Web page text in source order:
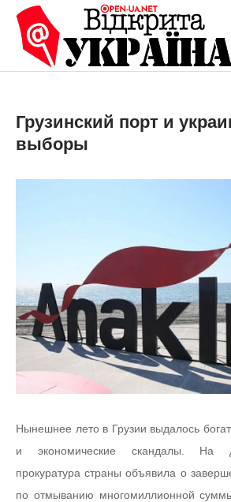
Перейти
вмісту
Грузинский порт и
выборы
Нынешнее лето в Грузии выдалось
и экономические скандалы. На
прокуратура страны объявила о
по отмыванию многомиллионной